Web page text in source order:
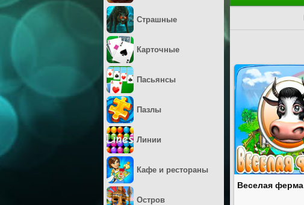
Веселая ферма
Страшные
Карточные
Пасьянсы
Пазлы
Линии
Кафе и рестораны
Остров